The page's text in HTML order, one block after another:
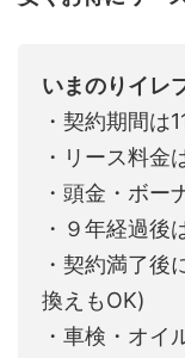
いまのりイレ
・契約期間は
・リース料金
・頭金・ボー
・９年経過後
・契約満了後
換えもOK)
・車検・オイ